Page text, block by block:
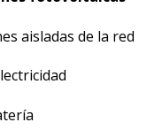
aisladas de la red